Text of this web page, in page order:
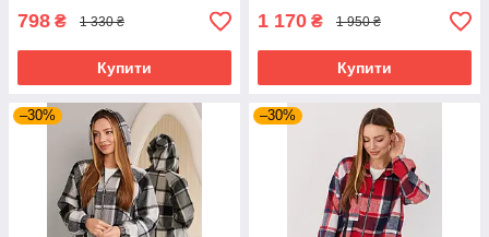
798 ₴ 1 330 ₴
Купити
1 170 ₴ 1 950 ₴
Купити
–30% –30%